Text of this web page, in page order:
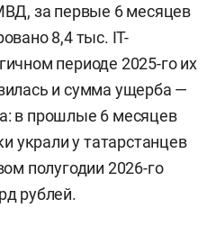
за первые 6 месяцев
8,4 тыс. IT-
периоде 2025-го их
и сумма ущерба —
в прошлые 6 месяцев
украли у татарстанцев
полугодии 2026-го
рублей.